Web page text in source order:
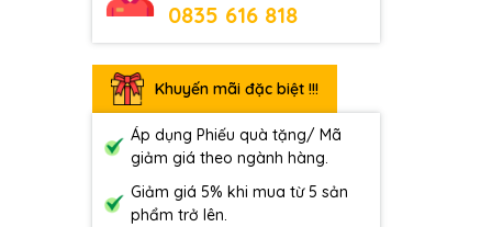
0835 616 818
Khuyến mãi đặc biệt !!!
Áp dụng Phiếu quà tặng/ Mã
giảm giá theo ngành hàng.
Giảm giá 5% khi mua từ 5 sản
phẩm trở lên.